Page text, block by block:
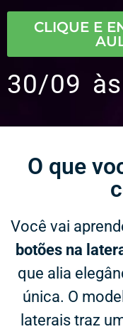
CLIQUE E
30/09
O que
Você vai
botões na
que alia
única. O
laterais traz